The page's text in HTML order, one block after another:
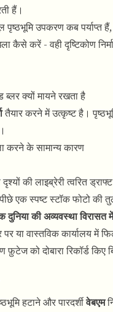
हैं।
पृष्ठभूमि उपकरण कब
कैसे करें - वही दृष्टिकोण
क्यों मायने रखता है
तैयार करने में उत्कृष्ट है।
करने के सामान्य कारण
की लाइब्रेरी त्वरित
एक स्पष्ट स्टॉक फोटो की
की अव्यवस्था विरासत
या वास्तविक कार्यालय में
को दोबारा रिकॉर्ड
हटाने और पारदर्शीवेबएम